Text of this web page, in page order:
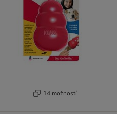
14 možností